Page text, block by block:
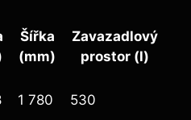
Šířka
(mm)
Zavazadlový
prostor (l)
1 780 530